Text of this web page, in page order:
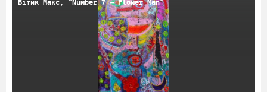
Вітик Макс, "Number 7 – Flower Man"